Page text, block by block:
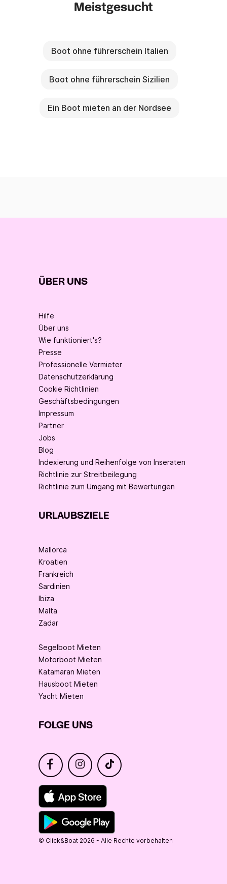
Meistgesucht
Boot ohne führerschein Italien
Boot ohne führerschein Sizilien
Ein Boot mieten an der Nordsee
ÜBER UNS
Hilfe
Über uns
Wie funktioniert's?
Presse
Professionelle Vermieter
Datenschutzerklärung
Cookie Richtlinien
Geschäftsbedingungen
Impressum
Partner
Jobs
Blog
Indexierung und Reihenfolge von Inseraten
Richtlinie zur Streitbeilegung
Richtlinie zum Umgang mit Bewertungen
URLAUBSZIELE
Mallorca
Kroatien
Frankreich
Sardinien
Ibiza
Malta
Zadar
Segelboot Mieten
Motorboot Mieten
Katamaran Mieten
Hausboot Mieten
Yacht Mieten
FOLGE UNS
© Click&Boat 2026 - Alle Rechte vorbehalten